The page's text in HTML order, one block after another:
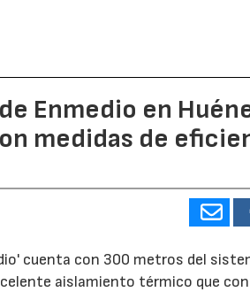
Enmedio en
medidas de
cuenta con 300 metros del
aislamiento térmico que